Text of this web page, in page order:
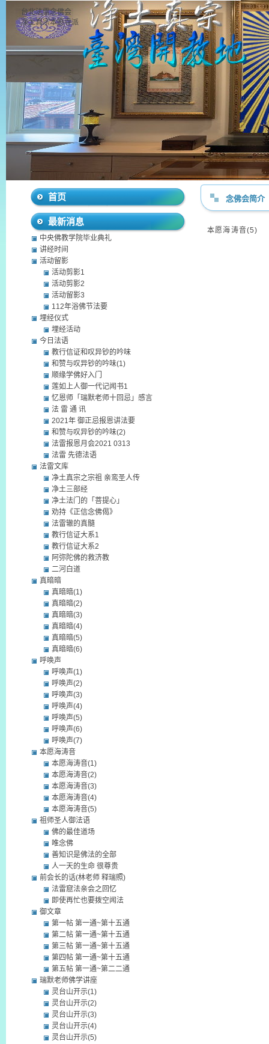
台北法雷念佛会
净土真宗本愿寺派
念佛会简介
本愿海涛音(5)
首页
最新消息
中央佛教学院毕业典礼
讲经时间
活动留影
活动剪影1
活动剪影2
活动留影3
112年浴佛节法要
埋经仪式
埋经活动
今日法语
教行信证和叹异钞的吟味
和赞与叹异钞的吟味(1)
顺缘学佛好入门
莲如上人御一代记闻书1
忆恩师「瑞默老师十回忌」感言
法 雷 通 讯
2021年 御正忌报恩讲法要
和赞与叹异钞的吟味(2)
法雷报恩月会2021 0313
法雷 先德法语
法雷文库
净土真宗之宗祖 亲鸾圣人传
净土三部经
净土法门的「菩提心」
劝持《正信念佛偈》
法雷辙的真髓
教行信证大系1
教行信证大系2
阿弥陀佛的救济教
二河白道
真暗暗
真暗暗(1)
真暗暗(2)
真暗暗(3)
真暗暗(4)
真暗暗(5)
真暗暗(6)
呼唤声
呼唤声(1)
呼唤声(2)
呼唤声(3)
呼唤声(4)
呼唤声(5)
呼唤声(6)
呼唤声(7)
本愿海涛音
本愿海涛音(1)
本愿海涛音(2)
本愿海涛音(3)
本愿海涛音(4)
本愿海涛音(5)
祖师圣人御法语
佛的最佳道场
唯念佛
善知识是佛法的全部
人一天的生命 很尊贵
前会长的话(林老师 释瑞照)
法雷窟法亲会之回忆
即使再忙也要拨空闻法
御文章
第一帖 第一通~第十五通
第二帖 第一通~第十五通
第三帖 第一通~第十五通
第四帖 第一通~第十五通
第五帖 第一通~第二二通
瑞默老师佛学讲座
灵台山开示(1)
灵台山开示(2)
灵台山开示(3)
灵台山开示(4)
灵台山开示(5)